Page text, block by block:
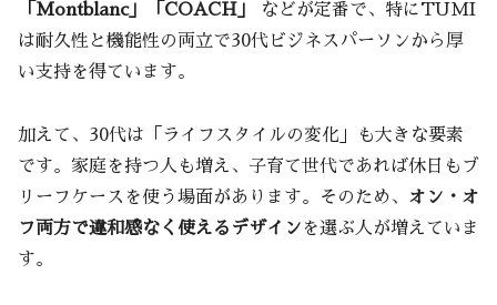
「Montblanc」「COACH」
などが定番で、特にTUMI
は耐久性と機能性の両立で30代ビジネスパーソンから厚
い支持を得ています。
加えて、30代は「ライフスタイルの変化」も大きな要素
です。家庭を持つ人も増え、子育て世代であれば休日もブ
リーフケースを使う場面があります。そのため、 オン・オ
フ両方で違和感なく使えるデザイン を選ぶ人が増えていま
す。